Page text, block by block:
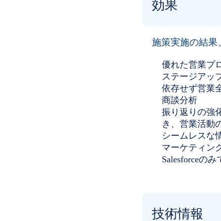
効果
施策実施の結果
優れた営業プ
ステージアッ
依存せず営業
商談分析
振り返りの強
き、営業活動
シームレスな
マーケティン
Salesforceの
技術情報